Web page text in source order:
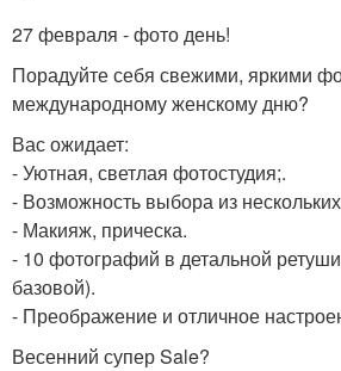
27 февраля - фото день!
Порадуйте себя свежими, яркими
международному женскому дню?
Вас ожидает:
- Уютная, светлая фотостудия;.
- Возможность выбора из
- Макияж, прическа.
- 10 фотографий в детальной
базовой).
- Преображение и отличное
Весенний супер Sale?